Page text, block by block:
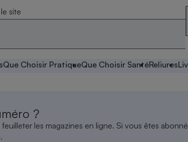
site
Que Choisir PratiqueQue Choisir SantéReliures
?
les magazines en ligne. Si vous êtes